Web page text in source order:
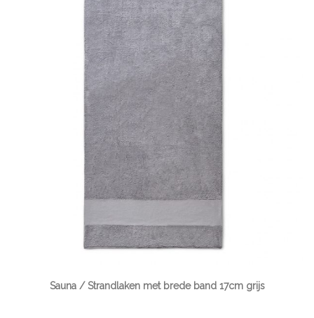
Sauna / Strandlaken met brede band 17cm grijs